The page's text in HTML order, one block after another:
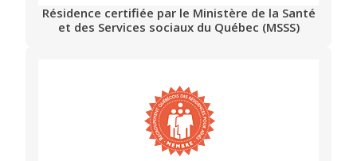
Résidence certifiée par le Ministère de la Santé
et des Services sociaux du Québec (MSSS)